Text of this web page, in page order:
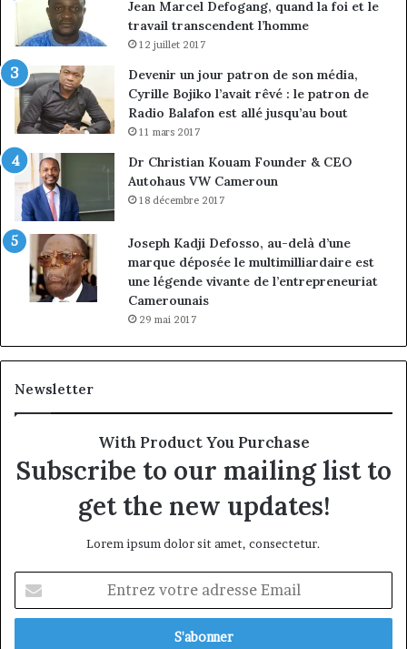
Jean Marcel Defogang, quand la foi et le
travail transcendent l’homme
12 juillet 2017
Devenir un jour patron de son média,
Cyrille Bojiko l’avait rêvé : le patron de
Radio Balafon est allé jusqu’au bout
11 mars 2017
Dr Christian Kouam Founder & CEO
Autohaus VW Cameroun
18 décembre 2017
Joseph Kadji Defosso, au-delà d’une
marque déposée le multimilliardaire est
une légende vivante de l’entrepreneuriat
Camerounais
29 mai 2017
Newsletter
With Product You Purchase
Subscribe to our mailing list to
get the new updates!
Lorem ipsum dolor sit amet, consectetur.
votre
adresse